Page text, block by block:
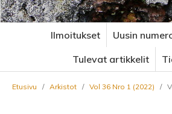
Ilmoitukset Uusin
Tulevat artikkelit
Etusivu / Arkistot / Vol 36 Nro 1 (2022) /